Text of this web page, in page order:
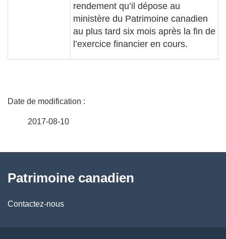
rendement qu’il dépose au
ministère du Patrimoine canadien
au plus tard six mois après la fin de
l’exercice financier en cours.
D
i
l
2017-08-10
propos
de
Patrimoine canadien
Contactez-nous